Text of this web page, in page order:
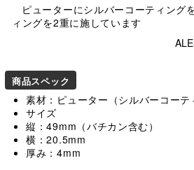
ピューターにシルバーコーティング
ィングを2重に施しています
商品スペック
素材：ピューター（シルバーコーテ
サイズ
縦：49mm（バチカン含む）
横：20.5mm
厚み：4mm